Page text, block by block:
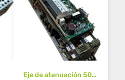
Eje de atenuación 50A